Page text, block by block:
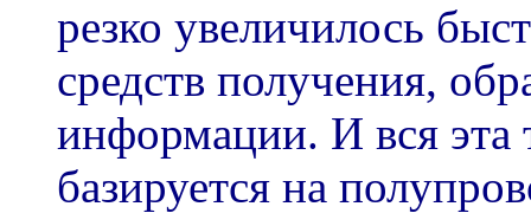
резко увеличилось
средств получения,
информации. И вся эта
базируется на